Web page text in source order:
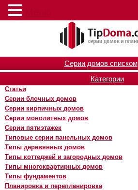
Серии домов списком
Категории
Статьи
Серии блочных домов
Серии кирпичных домов
Серии монолитных домов
Серии пятиэтажек
Типовые серии панельных домов
Типы деревянных домов
Типы коттеджей и загородных домов
Типы многоквартирных домов
Типы фундаментов
Планировка и перепланировка